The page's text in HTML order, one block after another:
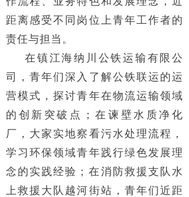
距离感受不同岗位上青年工作者的
责任与担当。
在镇江海纳川公铁运输有限公
司，青年们深入了解公铁联运的运
营模式，探讨青年在物流运输领域
的创新突破点；在谏壁水质净化
厂，大家实地察看污水处理流程，
学习环保领域青年践行绿色发展理
念的实践经验；在消防救援支队水
上救援大队越河街站，青年们近距